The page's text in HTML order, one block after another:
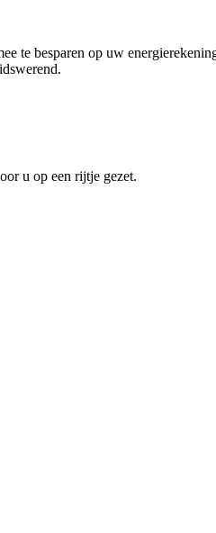
te besparen op uw
u op een rijtje gezet.